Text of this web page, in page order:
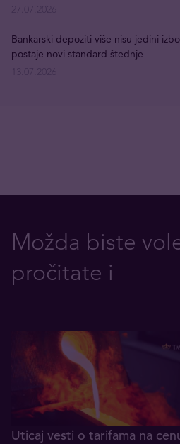
Bankarski depoziti više nisu jedini
postaje novi standard štednje
Možda biste
pročitate i
Uticaj vesti o tarifama na